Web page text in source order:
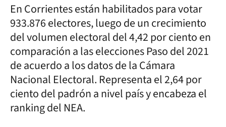
En Corrientes están habilitados para votar
933.876 electores, luego de un crecimiento
del volumen electoral del 4,42 por ciento en
comparación a las elecciones Paso del 2021
de acuerdo a los datos de la Cámara
Nacional Electoral. Representa el 2,64 por
ciento del padrón a nivel país y encabeza el
ranking del NEA.